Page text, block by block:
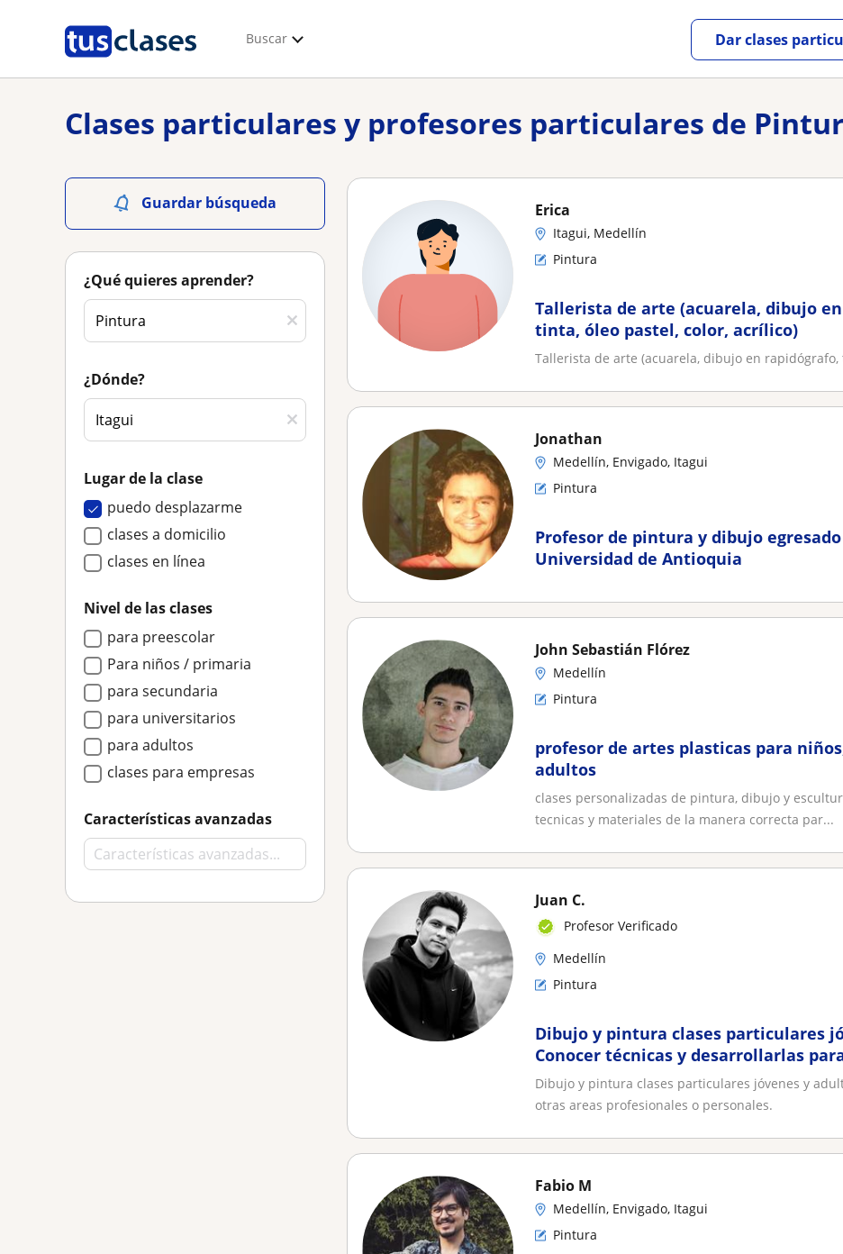
Buscar Dar clases
Clases particulares y profesores particulares de
Guardar búsqueda
¿Qué quieres aprender?
¿Dónde?
Lugar de la clase
puedo desplazarme
clases a domicilio
clases en línea
Nivel de las clases
para preescolar
Para niños / primaria
para secundaria
para universitarios
para adultos
clases para empresas
Características avanzadas
Erica
Itagui, Medellín
Pintura
Tallerista de arte (acuarela, dibujo
tinta, óleo pastel, color, acrílico)
Tallerista de arte (acuarela, dibujo en
Jonathan
Medellín, Envigado, Itagui
Pintura
Profesor de pintura y dibujo
Universidad de Antioquia
John Sebastián Flórez
Medellín
Pintura
profesor de artes plasticas para
adultos
clases personalizadas de pintura, dibujo y
tecnicas y materiales de la manera correcta par...
Juan C.
Profesor Verificado
Medellín
Pintura
Dibujo y pintura clases particulares
Conocer técnicas y desarrollarlas
profesionales
Dibujo y pintura clases particulares jóvenes y
otras areas profesionales o personales.
Fabio M
Medellín, Envigado, Itagui
Pintura